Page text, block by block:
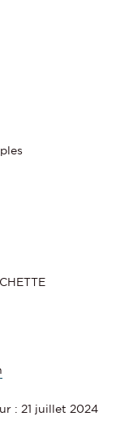
: 21 juillet 2024